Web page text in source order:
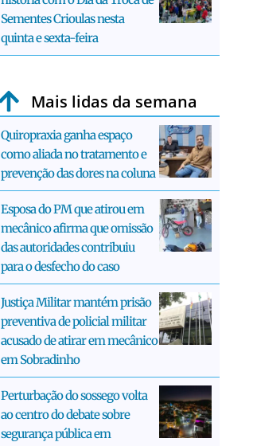
Sementes Crioulas nesta
quinta e sexta-feira
Mais lidas da semana
Quiropraxia ganha espaço
como aliada no tratamento e
prevenção das dores na coluna
Esposa do PM que atirou em
mecânico afirma que omissão
das autoridades contribuiu
para o desfecho do caso
Justiça Militar mantém prisão
preventiva de policial militar
acusado de atirar em mecânico
em Sobradinho
Perturbação do sossego volta
ao centro do debate sobre
segurança pública em